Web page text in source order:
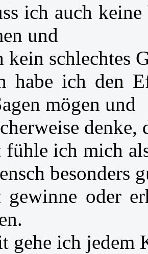
ich auch
und
kein schlechtes
habe ich den
mögen und
denke,
ich mich
besonders
gewinne oder
gehe ich jedem